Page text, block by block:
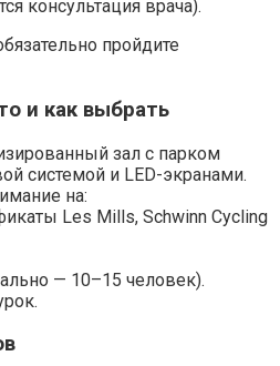
консультация врача).
пройдите
и как выбрать
зал с парком
системой и LED-экранами.
на:
Les Mills, Schwinn Cycling
— 10–15 человек).